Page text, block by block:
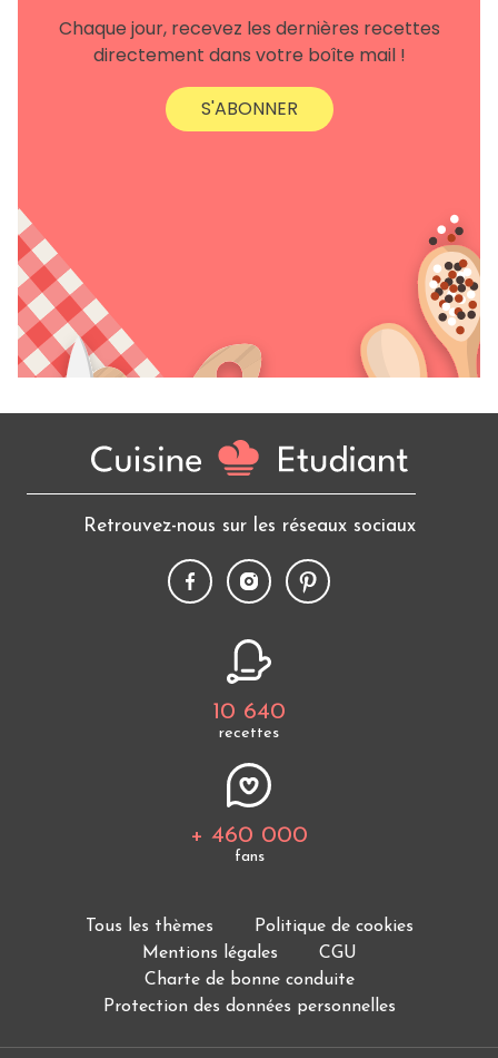
Chaque jour, recevez les dernières recettes
directement dans votre boîte mail !
S'ABONNER
Retrouvez-nous sur les réseaux sociaux
10 640
recettes
+ 460 000
fans
Tous les thèmes
Politique de cookies
Mentions légales
CGU
Charte de bonne conduite
Protection des données personnelles